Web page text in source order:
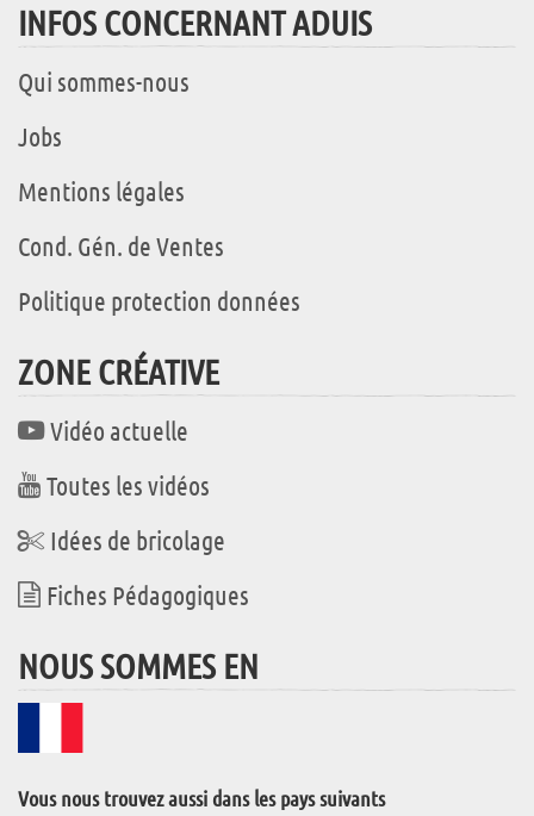
INFOS CONCERNANT ADUIS
Qui sommes-nous
Jobs
Mentions légales
Cond. Gén. de Ventes
Politique protection données
ZONE CRÉATIVE
Vidéo actuelle
Toutes les vidéos
Idées de bricolage
Fiches Pédagogiques
NOUS SOMMES EN
Vous nous trouvez aussi dans les pays suivants